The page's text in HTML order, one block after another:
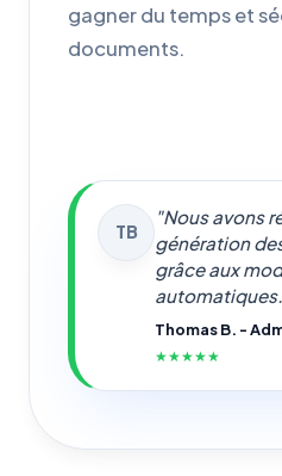
gagner du temps et
documents.
TB
"Nous avons
génération
grâce aux
Thomas B. -
★★★★★